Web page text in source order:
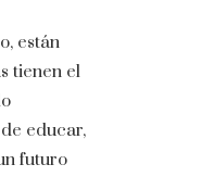
están
tienen el
educar,
futuro